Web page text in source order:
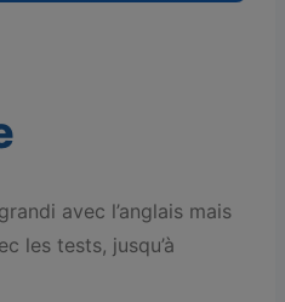
avec l’anglais mais
les tests, jusqu’à